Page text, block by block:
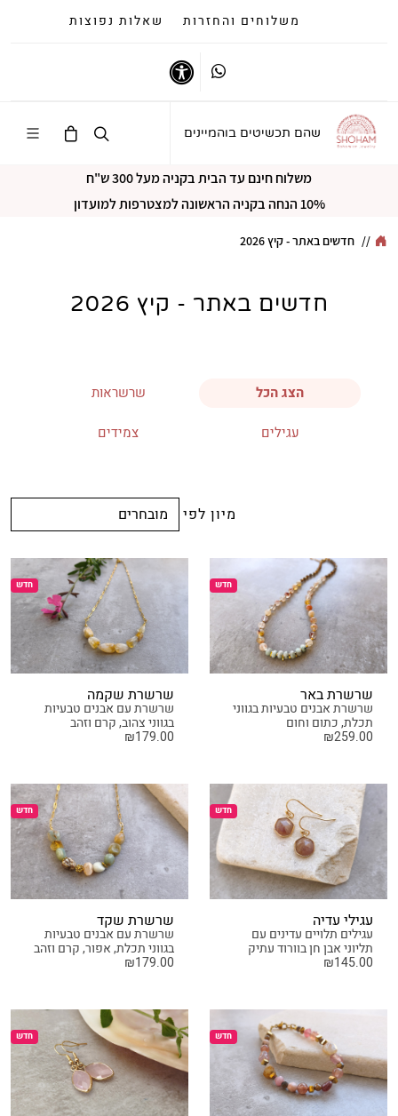
משלוחים והחזרות שאלות נפוצות
Whatsapp
שהם תכשיטים בוהמיינים
משלוח חינם עד הבית בקניה מעל 300 ש"ח
10% הנחה בקניה הראשונה למצטרפות למועדון
// חדשים באתר - קיץ 2026
חדשים באתר - קיץ 2026
הצג הכל שרשראות
עגילים צמידים
מיון לפי
חדש
שרשרת באר
שרשרת אבנים טבעיות בגווני
תכלת, כתום וחום
₪259.00
חדש
שרשרת שקמה
שרשרת עם אבנים טבעיות
בגווני צהוב, קרם וזהב
₪179.00
חדש
עגילי עדיה
עגילים תלויים עדינים עם
תליוני אבן חן בוורוד עתיק
₪145.00
חדש
שרשרת שקד
שרשרת עם אבנים טבעיות
בגווני תכלת, אפור, קרם וזהב
₪179.00
חדש חדש